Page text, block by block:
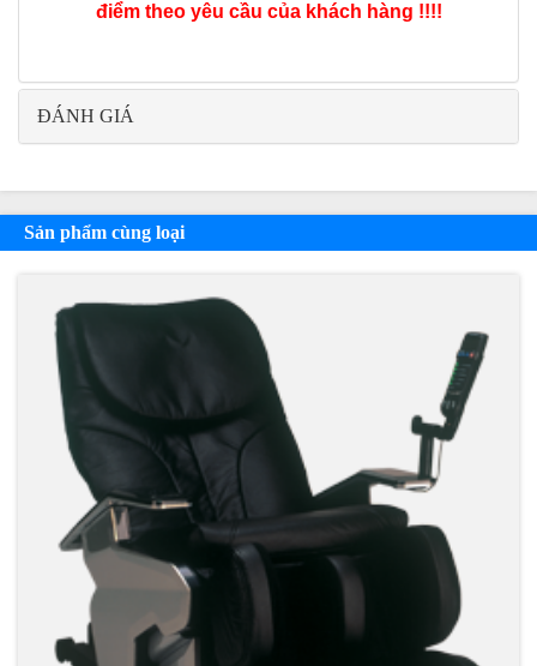
điểm theo yêu cầu của khách hàng !!!!
ĐÁNH GIÁ
Sản phẩm cùng loại